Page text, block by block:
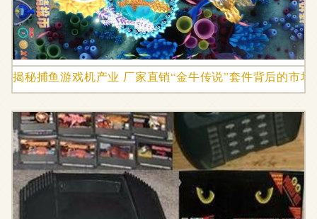
揭秘捕鱼游戏机产业 厂家直销“金牛传说”套件背后的市场